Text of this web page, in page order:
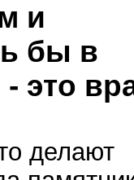
и
бы в
это
делают